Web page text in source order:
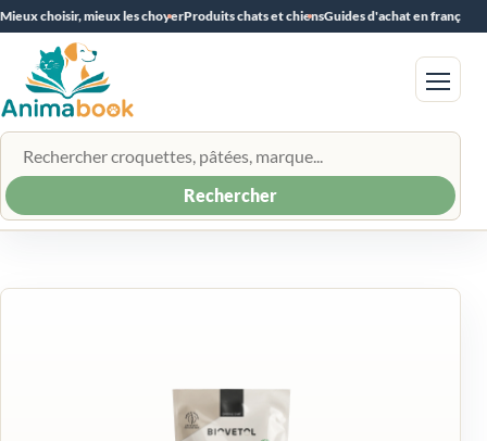
Mieux choisir, mieux les choyerProduits chats et chiensGuides d'achat en français
Rechercher un produit
Rechercher
Menu